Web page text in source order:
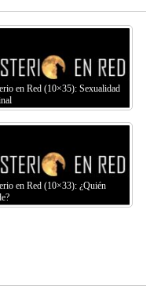
en Red (10×35): Sexualidad
en Red (10×33): ¿Quién